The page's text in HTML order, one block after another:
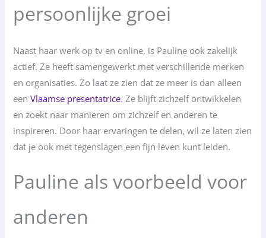
persoonlijke groei
Naast haar werk op tv en online, is Pauline ook zakelijk
actief. Ze heeft samengewerkt met verschillende merken
en organisaties. Zo laat ze zien dat ze meer is dan alleen
eenVlaamse presentatrice. Ze blijft zichzelf ontwikkelen
en zoekt naar manieren om zichzelf en anderen te
inspireren. Door haar ervaringen te delen, wil ze laten zien
dat je ook met tegenslagen een fijn leven kunt leiden.
Pauline als voorbeeld voor
anderen